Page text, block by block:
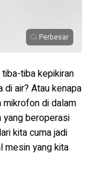
Perbesar
tiba kepikiran
di air? Atau kenapa
mikrofon di dalam
yang beroperasi
kita cuma jadi
mesin yang kita